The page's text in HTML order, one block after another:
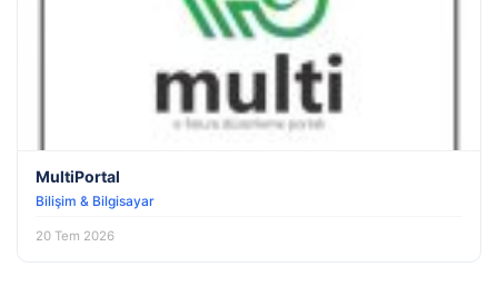
MultiPortal
Bilişim & Bilgisayar
20 Tem 2026